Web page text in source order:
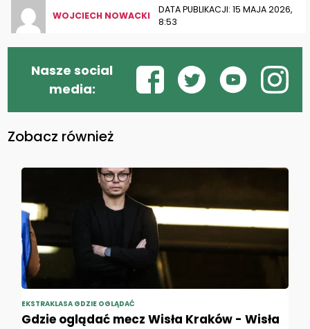
WOJCIECH NOWACKI
DATA PUBLIKACJI: 15 MAJA 2026,
8:53
Nasze social
media:
Zobacz również
EKSTRAKLASA GDZIE OGLĄDAĆ
Gdzie oglądać mecz Wisła Kraków - Wisła